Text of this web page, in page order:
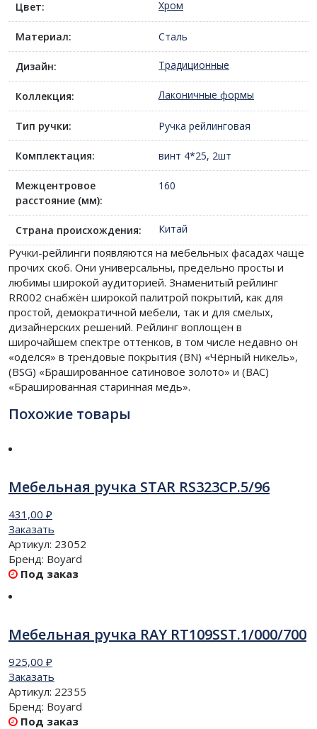
Цвет: Хром
Материал: Сталь
Дизайн: Традиционные
Коллекция: Лаконичные формы
Тип ручки: Ручка рейлинговая
Комплектация: винт 4*25, 2шт
Межцентровое
расстояние (мм):
160
Страна происхождения: Китай
Ручки-рейлинги появляются на мебельных фасадах чаще
прочих скоб. Они универсальны, предельно просты и
любимы широкой аудиторией. Знаменитый рейлинг
RR002 снабжён широкой палитрой покрытий, как для
простой, демократичной мебели, так и для смелых,
дизайнерских решений. Рейлинг воплощен в
широчайшем спектре оттенков, в том числе недавно он
«оделся» в трендовые покрытия (BN) «Чёрный никель»,
(BSG) «Брашированное сатиновое золото» и (BAC)
«Брашированная старинная медь».
Похожие товары
Мебельная ручка STAR RS323CP.5/96
431,00 ₽
Заказать
Артикул: 23052
Бренд: Boyard
Под заказ
Мебельная ручка RAY RT109SST.1/000/700
925,00 ₽
Заказать
Артикул: 22355
Бренд: Boyard
Под заказ